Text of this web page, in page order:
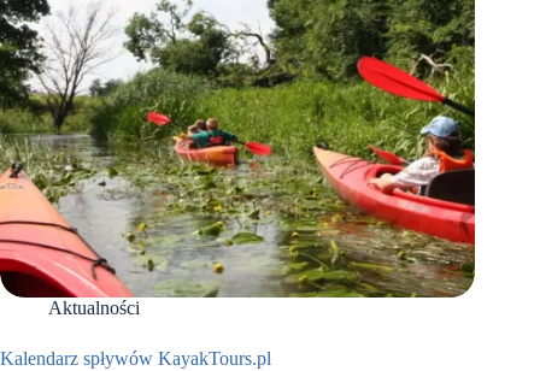
Aktualności
Kalendarz spływów KayakTours.pl